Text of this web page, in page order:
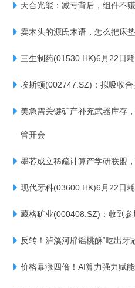
天合光能：减亏背后，组件不
卖木头的源氏木语，怎么把床
三生制药(01530.HK)6月22日
埃斯顿(002747.SZ)：拟吸收
美急需关键矿产补充武器库存
管开会
墨芯成立稀疏计算产学研联盟
现代牙科(03600.HK)6月22日
藏格矿业(000408.SZ)：收到
反转！泸溪河辟谣桃酥“吃出牙
价格暴涨四倍！AI算力强力赋